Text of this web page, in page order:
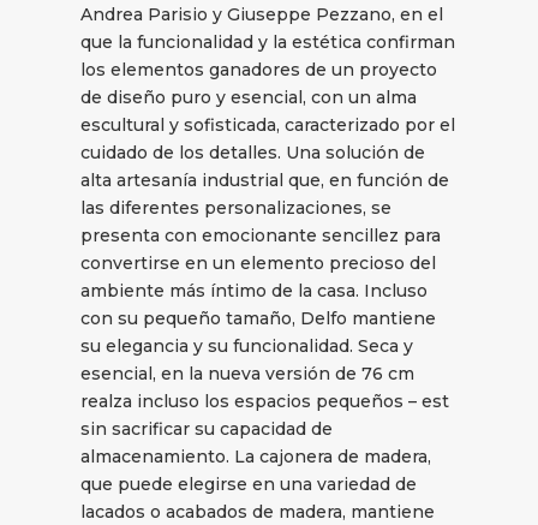
Andrea Parisio y Giuseppe Pezzano, en el
que la funcionalidad y la estética confirman
los elementos ganadores de un proyecto
de diseño puro y esencial, con un alma
escultural y sofisticada, caracterizado por el
cuidado de los detalles. Una solución de
alta artesanía industrial que, en función de
las diferentes personalizaciones, se
presenta con emocionante sencillez para
convertirse en un elemento precioso del
ambiente más íntimo de la casa. Incluso
con su pequeño tamaño, Delfo mantiene
su elegancia y su funcionalidad. Seca y
esencial, en la nueva versión de 76 cm
realza incluso los espacios pequeños – est
sin sacrificar su capacidad de
almacenamiento. La cajonera de madera,
que puede elegirse en una variedad de
lacados o acabados de madera, mantiene